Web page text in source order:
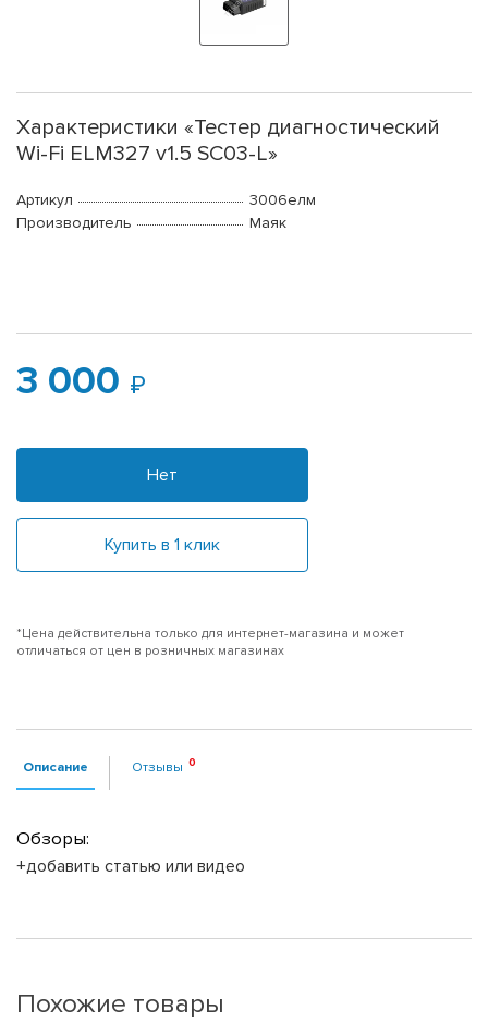
Характеристики «Тестер диагностический
Wi-Fi ELM327 v1.5 SC03-L»
Артикул
3006елм
Производитель
Маяк
3 000
Нет
Купить в 1 клик
*Цена действительна только для интернет-магазина и может
отличаться от цен в розничных магазинах
Описание Отзывы
Обзоры:
+добавить статью или видео
Похожие товары